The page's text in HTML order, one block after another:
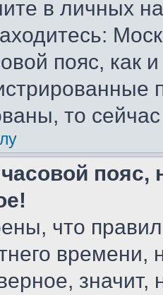
в личных
пояс, как
то
пояс,
что
значит,